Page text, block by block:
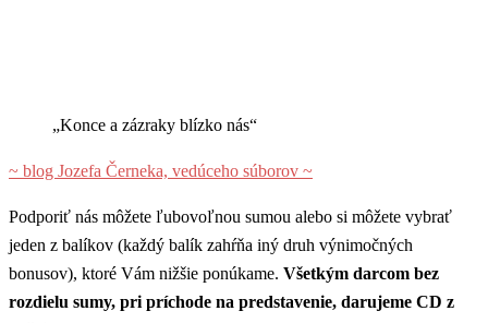
„Konce a zázraky blízko nás“
~ blog Jozefa Černeka, vedúceho súborov ~
Podporiť nás môžete ľubovoľnou sumou alebo si môžete vybrať
jeden z balíkov (každý balík zahŕňa iný druh výnimočných
bonusov), ktoré Vám nižšie ponúkame. Všetkým darcom bez
rozdielu sumy, pri príchode na predstavenie, darujeme CD z